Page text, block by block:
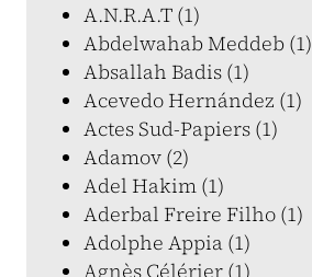
A.N.R.A.T (1)
Abdelwahab Meddeb (1)
Absallah Badis (1)
Acevedo Hernández (1)
Actes Sud-Papiers (1)
Adamov (2)
Adel Hakim (1)
Aderbal Freire Filho (1)
Adolphe Appia (1)
Agnès Célérier (1)